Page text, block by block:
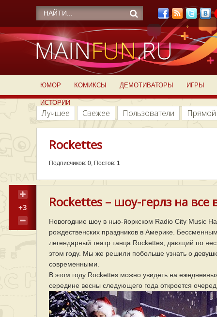
ЮМОР КОМИКСЫ ДЕМОТИВАТОРЫ ИГРЫ
ИСТОРИИ
Лучшее Свежее Пользователи
Rockettes
Подписчиков: 0, Постов: 1
+3 Rockettes – шоу-герлз на все
Новогодние шоу в нью-йоркском Radio City Music
рождественских праздников в Америке.
легендарный театр танца Rockettes, дающий по
этом году. Мы же решили побольше узнать о
современными.
В этом году Rockettes можно увидеть на
середине весны следующего года откроется